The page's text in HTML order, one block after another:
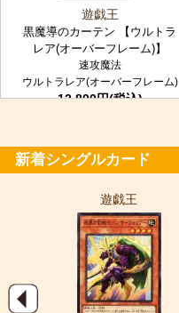
遊戯王
黒魔導のカーテン 【ウルトラ
レア(オーバーフレーム)】
速攻魔法
ウルトラレア(オーバーフレーム)
12,800円(税込)
新着シングルカード
遊戯王